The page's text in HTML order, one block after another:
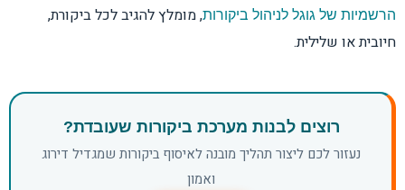
הרשמיות של גוגל לניהול ביקורות, מומלץ להגיב לכל ביקורת,
חיובית או שלילית.
רוצים לבנות מערכת ביקורות שעובדת?
נעזור לכם ליצור תהליך מובנה לאיסוף ביקורות שמגדיל דירוג
ואמון